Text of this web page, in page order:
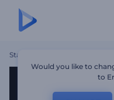
Startseite
Would you like to
to